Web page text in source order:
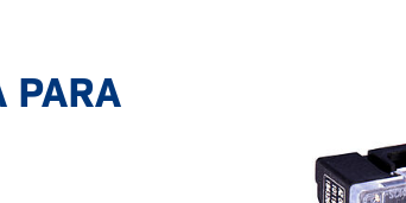
PARA